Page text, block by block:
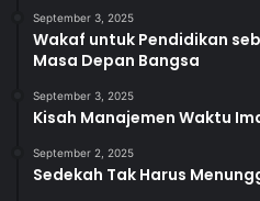
September 3, 2025
Wakaf untuk Pendidikan
Masa Depan Bangsa
September 3, 2025
Kisah Manajemen Waktu
September 2, 2025
Sedekah Tak Harus